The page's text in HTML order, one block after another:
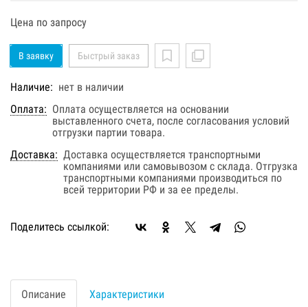
Цена по запросу
В заявку Быстрый заказ
Наличие: нет в наличии
Оплата: Оплата осуществляется на основании
выставленного счета, после согласования условий
отгрузки партии товара.
Доставка: Доставка осуществляется транспортными
компаниями или самовывозом с склада. Отгрузка
транспортными компаниями производиться по
всей территории РФ и за ее пределы.
Поделитесь ссылкой:
Описание Характеристики